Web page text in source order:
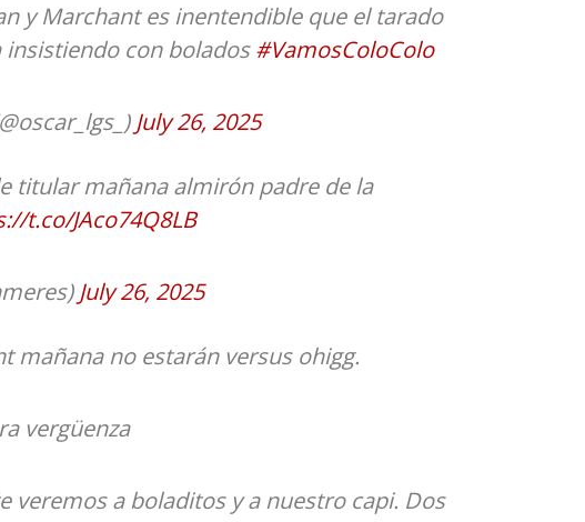
y Marchant es inentendible que el tarado
insistiendo con bolados#VamosColoColo
July 26, 2025
titular mañana almirón padre de la
t.co/JAco74Q8LB
July 26, 2025
mañana no estarán versus ohigg.
vergüenza
veremos a boladitos y a nuestro capi. Dos